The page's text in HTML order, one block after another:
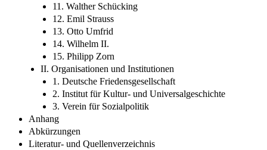
11. Walther Schücking
12. Emil Strauss
13. Otto Umfrid
14. Wilhelm II.
15. Philipp Zorn
II. Organisationen und Institutionen
1. Deutsche Friedensgesellschaft
2. Institut für Kultur- und Universalgeschichte
3. Verein für Sozialpolitik
Anhang
Abkürzungen
Literatur- und Quellenverzeichnis